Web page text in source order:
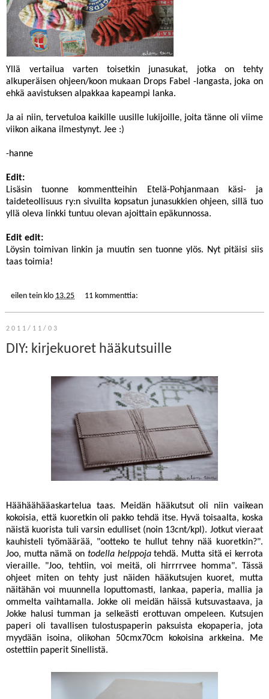
Yllä vertailua varten toisetkin junasukat, jotka on tehty
alkuperäisen ohjeen/koon mukaan Drops Fabel -langasta, joka on
ehkä aavistuksen alpakkaa kapeampi lanka.
Ja ai niin, tervetuloa kaikille uusille lukijoille, joita tänne oli viime
viikon aikana ilmestynyt. Jee :)
-hanne
Edit:
Lisäsin tuonne kommentteihin Etelä-Pohjanmaan käsi- ja
taideteollisuus ry:n sivuilta kopsatun junasukkien ohjeen, sillä tuo
yllä oleva linkki tuntuu olevan ajoittain epäkunnossa.
Edit edit:
Löysin toimivan linkin ja muutin sen tuonne ylös. Nyt pitäisi siis
taas toimia!
eilen tein klo 13.25 11 kommenttia:
2011/11/03
DIY: kirjekuoret hääkutsuille
Häähäähääaskartelua taas. Meidän hääkutsut oli niin vaikean
kokoisia, että kuoretkin oli pakko tehdä itse. Hyvä toisaalta, koska
näistä kuorista tuli varsin edulliset (noin 13cnt/kpl). Jotkut vieraat
kauhisteli työmäärää, "ootteko te hullut tehny nää kuoretkin?".
Joo, mutta nämä on todella helppojatehdä. Mutta sitä ei kerrota
vieraille. "Joo, tehtiin, voi meitä, oli hirrrrvee homma". Tässä
ohjeet miten on tehty just näiden hääkutsujen kuoret, mutta
näitähän voi muunnella loputtomasti, lankaa, paperia, mallia ja
ommelta vaihtamalla. Jokke oli meidän häissä kutsuvastaava, ja
Jokke halusi tumman ja selkeästi erottuvan ompeleen. Kutsujen
paperi oli tavallisen tulostuspaperin paksuista ekopaperia, jota
myydään isoina, olikohan 50cmx70cm kokoisina arkkeina. Me
ostettiin paperit Sinellistä.